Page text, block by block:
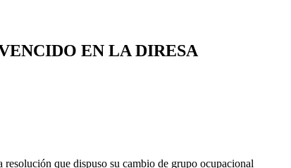
EN LA DIRESA
que dispuso su cambio de grupo ocupacional